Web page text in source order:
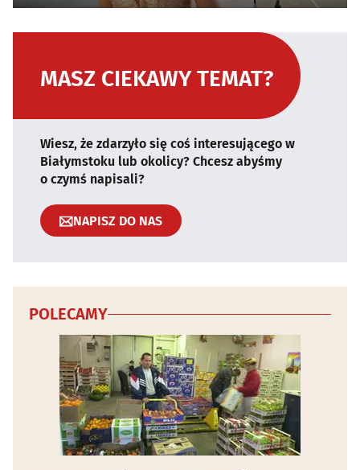
MASZ CIEKAWY TEMAT?
Wiesz, że zdarzyło się coś interesującego w
Białymstoku lub okolicy? Chcesz abyśmy
o czymś napisali?
NAPISZ DO NAS
POLECAMY